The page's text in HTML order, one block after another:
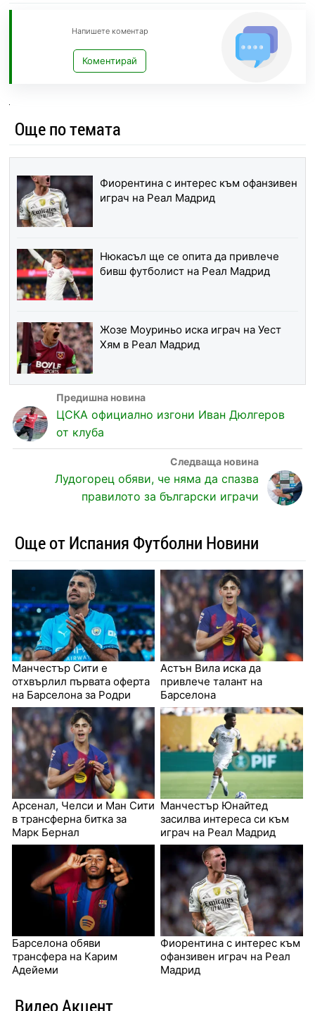
Напишете коментар
Коментирай
Още по темата
Фиорентина с интерес към офанзивен
играч на Реал Мадрид
Нюкасъл ще се опита да привлече
бивш футболист на Реал Мадрид
Жозе Моуриньо иска играч на Уест
Хям в Реал Мадрид
ЦСКА официално изгони Иван Дюлгеров
от клуба
Лудогорец обяви, че няма да спазва
правилото за български играчи
Още от Испания Футболни Новини
Манчестър Сити е
отхвърлил първата оферта
на Барселона за Родри
Астън Вила иска да
привлече талант на
Барселона
Арсенал, Челси и Ман Сити
в трансферна битка за
Марк Бернал
Манчестър Юнайтед
засилва интереса си към
играч на Реал Мадрид
Барселона обяви
трансфера на Карим
Адейеми
Фиорентина с интерес към
офанзивен играч на Реал
Мадрид
Видео Акцент